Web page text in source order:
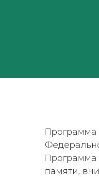
Программа
Программа
памяти,